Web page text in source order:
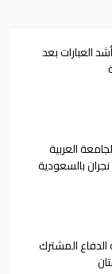
العبارات بعد
العربية
بالسعودية
الدفاع المشترك